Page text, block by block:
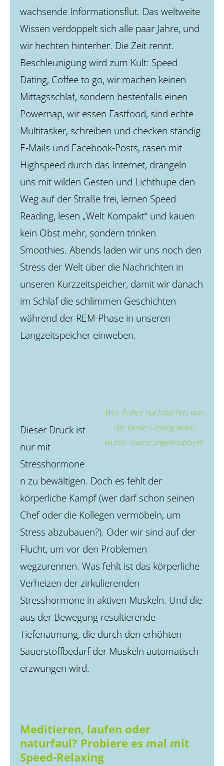
wachsende Informationsflut. Das weltweite
Wissen verdoppelt sich alle paar Jahre, und
wir hechten hinterher. Die Zeit rennt.
Beschleunigung wird zum Kult: Speed
Dating, Coffee to go, wir machen keinen
Mittagsschlaf, sondern bestenfalls einen
Powernap, wir essen Fastfood, sind echte
Multitasker, schreiben und checken ständig
E-Mails und Facebook-Posts, rasen mit
Highspeed durch das Internet, drängeln
uns mit wilden Gesten und Lichthupe den
Weg auf der Straße frei, lernen Speed
Reading, lesen „Welt Kompakt“ und kauen
kein Obst mehr, sondern trinken
Smoothies. Abends laden wir uns noch den
Stress der Welt über die Nachrichten in
unseren Kurzzeitspeicher, damit wir danach
im Schlaf die schlimmen Geschichten
während der REM-Phase in unseren
Langzeitspeicher einweben.
Wer früher nachdachte, was
die beste Lösung wäre,
wurde zuerst angeknabbert.
Dieser Druck ist
nur mit
Stresshormone
n zu bewältigen. Doch es fehlt der
körperliche Kampf (wer darf schon seinen
Chef oder die Kollegen vermöbeln, um
Stress abzubauen?). Oder wir sind auf der
Flucht, um vor den Problemen
wegzurennen. Was fehlt ist das körperliche
Verheizen der zirkulierenden
Stresshormone in aktiven Muskeln. Und die
aus der Bewegung resultierende
Tiefenatmung, die durch den erhöhten
Sauerstoffbedarf der Muskeln automatisch
erzwungen wird.
Meditieren, laufen oder
naturfaul? Probiere es mal mit
Speed-Relaxing